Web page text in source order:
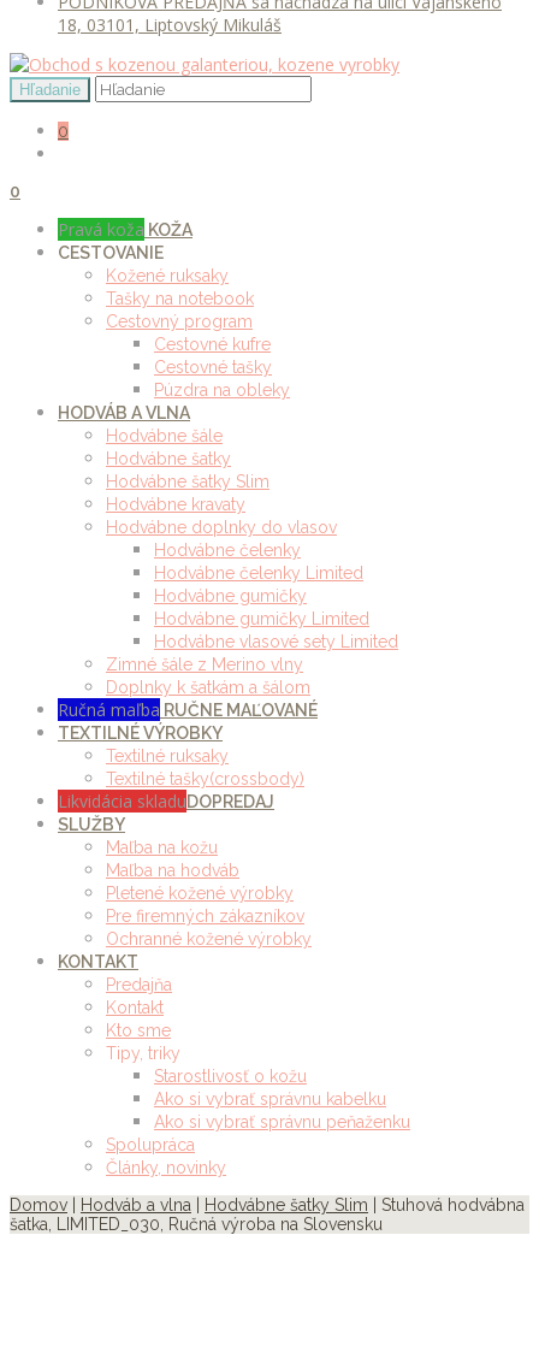
18, 03101, Liptovský Mikuláš
0
0
Pravá koža KOŽA
CESTOVANIE
Kožené ruksaky
Tašky na notebook
Cestovný program
Cestovné kufre
Cestovné tašky
Púzdra na obleky
HODVÁB A VLNA
Hodvábne šále
Hodvábne šatky
Hodvábne šatky Slim
Hodvábne kravaty
Hodvábne doplnky do vlasov
Hodvábne čelenky
Hodvábne čelenky Limited
Hodvábne gumičky
Hodvábne gumičky Limited
Hodvábne vlasové sety Limited
Zimné šále z Merino vlny
Doplnky k šatkám a šálom
Ručná maľba RUČNE MAĽOVANÉ
TEXTILNÉ VÝROBKY
Textilné ruksaky
Textilné tašky(crossbody)
Likvidácia skladuDOPREDAJ
SLUŽBY
Maľba na kožu
Maľba na hodváb
Pletené kožené výrobky
Pre firemných zákazníkov
Ochranné kožené výrobky
KONTAKT
Predajňa
Kontakt
Kto sme
Tipy, triky
Starostlivosť o kožu
Ako si vybrať správnu kabelku
Ako si vybrať správnu peňaženku
Spolupráca
Články, novinky
Domov
Hodváb a vlna Hodvábne šatky Slim | Stuhová hodvábna
šatka, LIMITED_030, Ručná výroba na Slovensku